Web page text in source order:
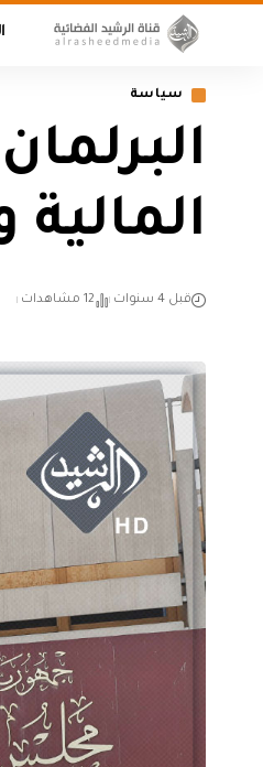
سياسة
قبل 4 سنوات 12 مشاهدات